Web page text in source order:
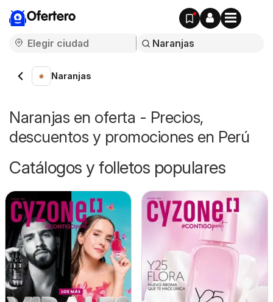
Ofertero
Naranjas
Naranjas en oferta - Precios,
descuentos y promociones en Perú
Catálogos y folletos populares